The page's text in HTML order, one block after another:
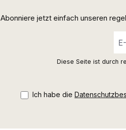
Abonniere jetzt einfach unseren
Diese Seite ist durch
Ich habe die